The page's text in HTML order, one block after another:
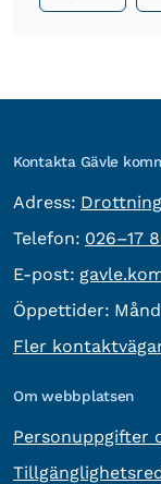
Kontakta Gävle
Adress:
Telefon: Telefon:
026–17
E-post: E-post:
Öppettider:
Fler
Om webbplatsen
Personuppgifter